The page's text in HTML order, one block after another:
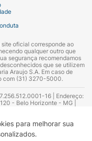
para melhorar sua
site oficial corresponde ao
qualquer outro que
segurança recomendamos
que se utilizem
Araujo S.A. Em caso de
com (31) 3270-5000.
16 | Endereço:
- Belo Horizonte - MG |
Alvarenga – CRF 52.584 -
- CRF Nº 13.748. Alvará
da Empresa (AFE):